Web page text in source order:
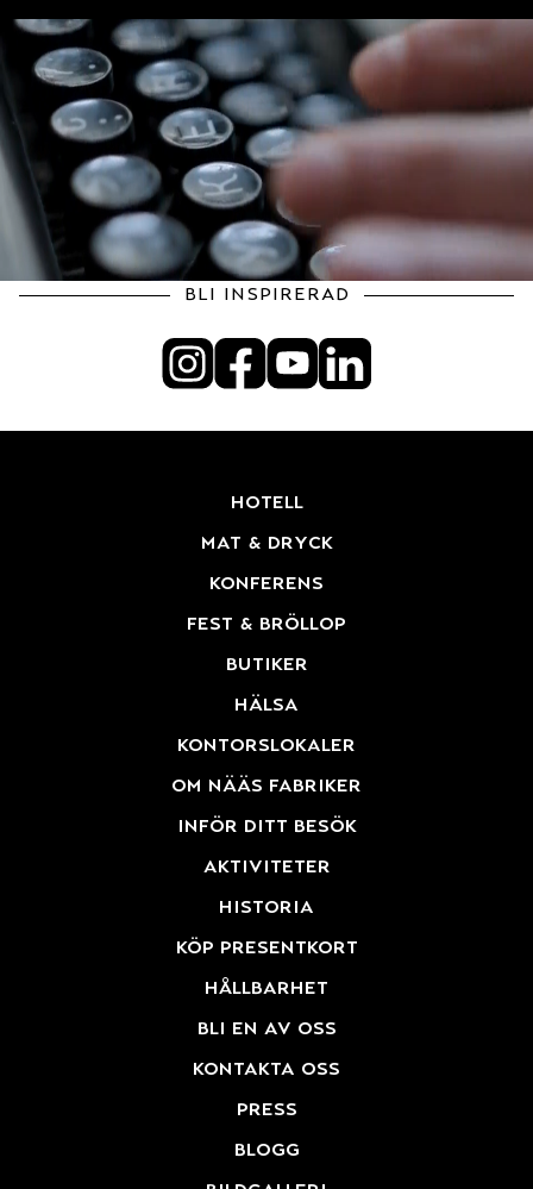
bli inspirerad
hotell
mat & dryck
konferens
fest & bröllop
butiker
hälsa
kontorslokaler
om nääs fabriker
inför ditt besök
aktiviteter
historia
köp presentkort
hållbarhet
bli en av oss
kontakta oss
press
blogg